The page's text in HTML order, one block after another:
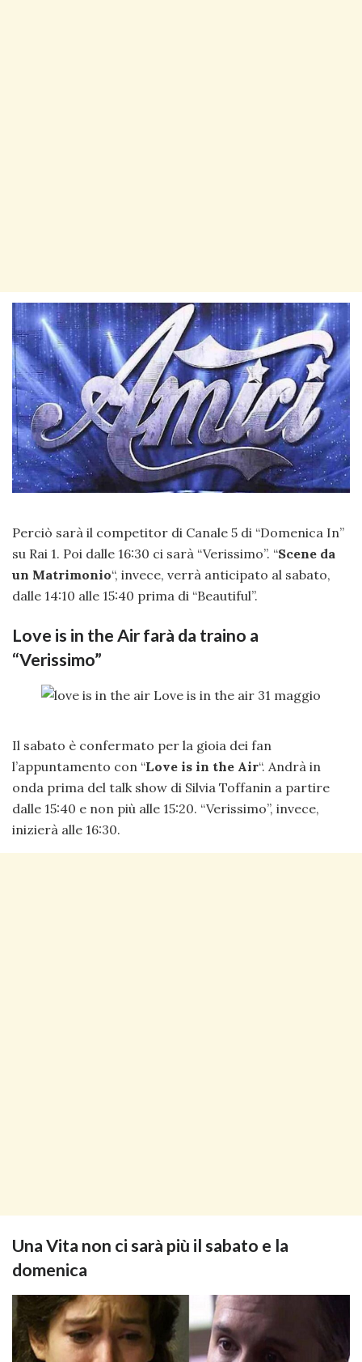
Perciò sarà il competitor di Canale 5 di “Domenica In”
su Rai 1. Poi dalle 16:30 ci sarà “Verissimo”. “Scene da
un Matrimonio“, invece, verrà anticipato al sabato,
dalle 14:10 alle 15:40 prima di “Beautiful”.
Love is in the Air farà da traino a
“Verissimo”
Il sabato è confermato per la gioia dei fan
l’appuntamento con “Love is in the Air“. Andrà in
onda prima del talk show di Silvia Toffanin a partire
dalle 15:40 e non più alle 15:20. “Verissimo”, invece,
inizierà alle 16:30.
Una Vita non ci sarà più il sabato e la
domenica